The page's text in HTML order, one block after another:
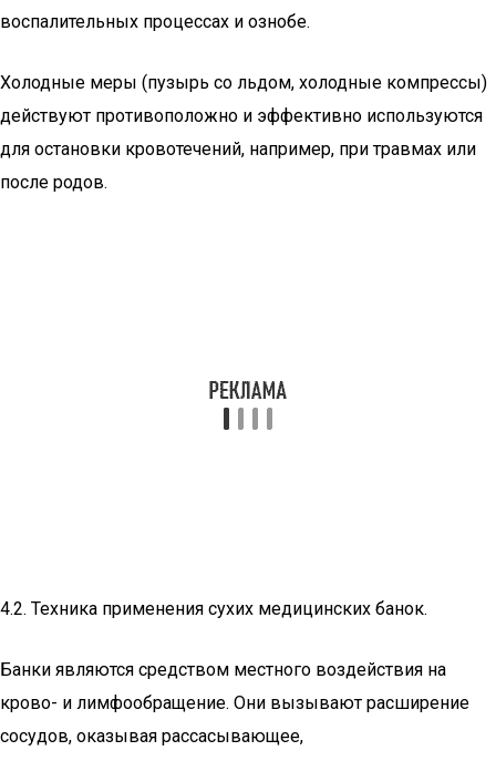
воспалительных процессах и ознобе.
Холодные меры (пузырь со льдом, холодные компрессы)
действуют противоположно и эффективно используются
для остановки кровотечений, например, при травмах или
после родов.
4.2. Техника применения сухих медицинских банок.
Банки являются средством местного воздействия на
крово- и лимфообращение. Они вызывают расширение
сосудов, оказывая рассасывающее,